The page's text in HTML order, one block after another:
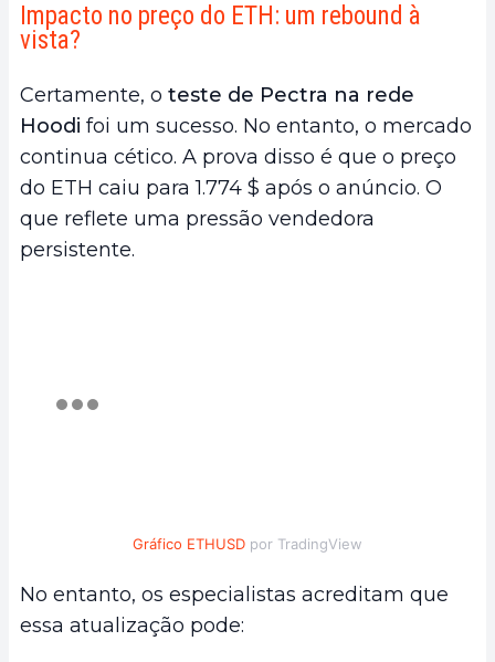
Impacto no preço do ETH: um rebound à
vista?
Certamente, o teste de Pectra na rede
Hoodi foi um sucesso. No entanto, o mercado
continua cético. A prova disso é que o preço
do ETH caiu para 1.774 $ após o anúncio. O
que reflete uma pressão vendedora
persistente.
Gráfico ETHUSD por TradingView
No entanto, os especialistas acreditam que
essa atualização pode: